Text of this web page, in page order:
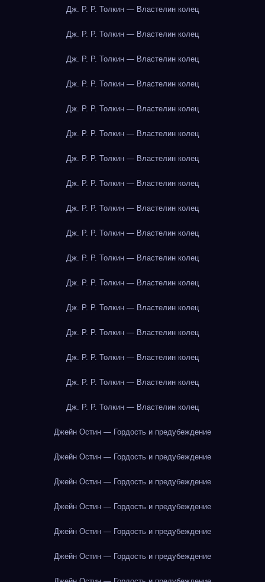
Дж. Р. Р. Толкин — Властелин колец
Дж. Р. Р. Толкин — Властелин колец
Дж. Р. Р. Толкин — Властелин колец
Дж. Р. Р. Толкин — Властелин колец
Дж. Р. Р. Толкин — Властелин колец
Дж. Р. Р. Толкин — Властелин колец
Дж. Р. Р. Толкин — Властелин колец
Дж. Р. Р. Толкин — Властелин колец
Дж. Р. Р. Толкин — Властелин колец
Дж. Р. Р. Толкин — Властелин колец
Дж. Р. Р. Толкин — Властелин колец
Дж. Р. Р. Толкин — Властелин колец
Дж. Р. Р. Толкин — Властелин колец
Дж. Р. Р. Толкин — Властелин колец
Дж. Р. Р. Толкин — Властелин колец
Дж. Р. Р. Толкин — Властелин колец
Дж. Р. Р. Толкин — Властелин колец
Джейн Остин — Гордость и предубеждение
Джейн Остин — Гордость и предубеждение
Джейн Остин — Гордость и предубеждение
Джейн Остин — Гордость и предубеждение
Джейн Остин — Гордость и предубеждение
Джейн Остин — Гордость и предубеждение